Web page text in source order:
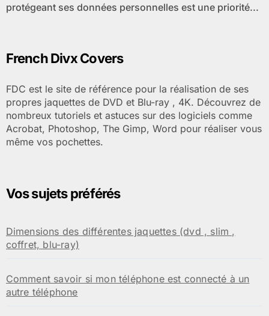
protégeant ses données personnelles est une priorité...
French Divx Covers
FDC est le site de référence pour la réalisation de ses
propres jaquettes de DVD et Blu-ray , 4K. Découvrez de
nombreux tutoriels et astuces sur des logiciels comme
Acrobat, Photoshop, The Gimp, Word pour réaliser vous
même vos pochettes.
Vos sujets préférés
Dimensions des différentes jaquettes (dvd , slim ,
coffret, blu-ray)
Comment savoir si mon téléphone est connecté à un
autre téléphone